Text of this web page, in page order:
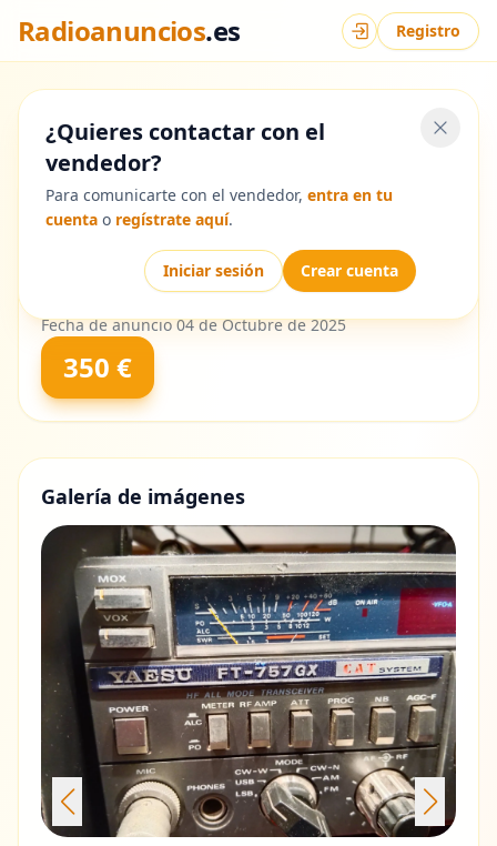
Radioanuncios.es Iniciar sesión
Registro
¿Quieres contactar con el
vendedor?
Para comunicarte con el vendedor, entra en tu
cuenta o regístrate aquí.
Iniciar sesión Crear cuenta
Volver al listado
Yaesu FT757GX
SOLO RECOGIDA LOCAL
Buen estado
Fecha de anuncio 04 de Octubre de 2025
350 €
Galería de imágenes